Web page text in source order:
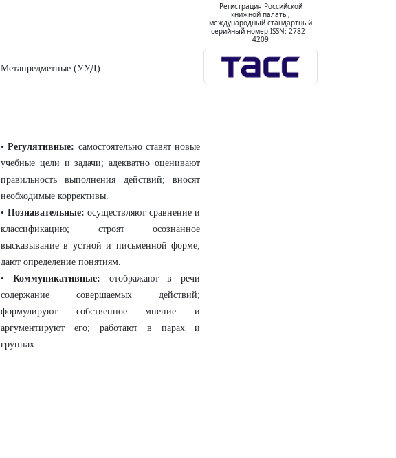
Метапредметные (УУД)
•Регулятивные: самостоятельно ставят новые
учебные цели и задачи; адекватно оценивают
правильность выполнения действий; вносят
необходимые коррективы.
• Познавательные: осуществляют сравнение и
классификацию; строят осознанное
высказывание в устной и письменной форме;
дают определение понятиям.
• Коммуникативные: отображают в речи
содержание совершаемых действий;
формулируют собственное мнение и
аргументируют его; работают в парах и
группах.
Регистрация Российской
книжной палаты,
международный стандартный
серийный номер ISSN: 2782 –
4209